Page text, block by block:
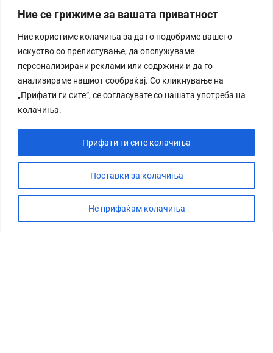
Ние се грижиме за вашата приватност
Ние користиме колачиња за да го подобриме вашето
искуство со прелистување, да опслужуваме
персонализирани реклами или содржини и да го
анализираме нашиот сообраќај. Со кликнување на
„Прифати ги сите“, се согласувате со нашата употреба на
колачиња.
Поставки за колачиња
Не прифаќам колачиња
Прифати ги сите колачиња